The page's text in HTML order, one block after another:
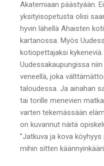
Akatemiaan päästyään.
yksityisopetusta olisi
hyvin lähellä Ahaisten
kartanossa. Myös
kotiopettajaksi
Uudessakaupungissa
veneellä, joka
taloudessa. Ja ainahan
tai torille menevien
varten tekemässään
on kuvannut näitä
”Jatkuva ja kova
mihin sitten